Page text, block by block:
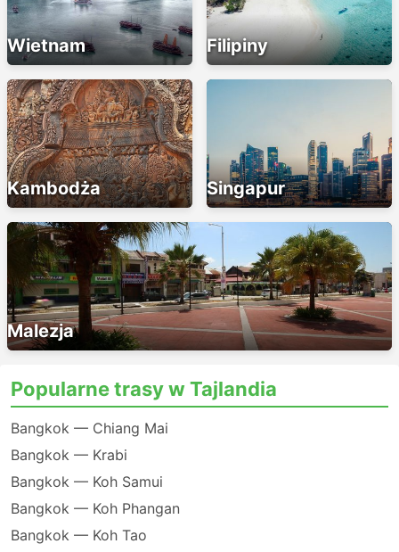
Wietnam Filipiny
Kambodża Singapur
Malezja
Popularne trasy w Tajlandia
Bangkok — Chiang Mai
Bangkok — Krabi
Bangkok — Koh Samui
Bangkok — Koh Phangan
Bangkok — Koh Tao